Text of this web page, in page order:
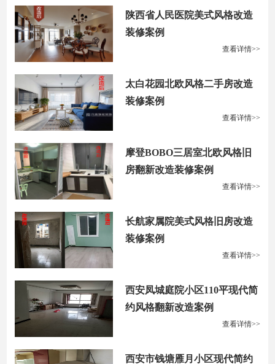
陕西省人民医院美式风格改造
装修案例
查看详情>>
太白花园北欧风格二手房改造
装修案例
查看详情>>
摩登BOBO三居室北欧风格旧
房翻新改造装修案例
查看详情>>
长航家属院美式风格旧房改造
装修案例
查看详情>>
西安凤城庭院小区110平现代简
约风格翻新改造案例
查看详情>>
西安市钱塘雁月小区现代简约